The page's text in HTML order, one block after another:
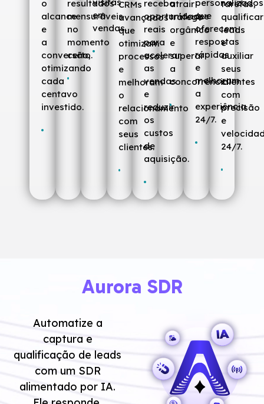
o
alcance
e
a
conversão,
otimizando
cada
centavo
investido.
resultados
mensuráveis
no
momento
certo.
em
vendas.
CRMs
avançados
que
otimizam
processos
e
melhoram
o
relacionamento
com
seus
clientes.
receba
oportunidades
reais
para
acelerar
as
vendas
e
reduzir
os
custos
de
aquisição.
atrair
tráfego
orgânico
e
superar
a
concorrência.
personalizados
que
oferecem
respostas
rápidas
e
melhoram
a
experiência
24/7.
tarefas,
qualificar
leads
e
auxiliar
seus
clientes
com
precisão
e
24/7.
Aurora SDR
Automatize a
captura e
qualificação de leads
com um SDR
alimentado por IA.